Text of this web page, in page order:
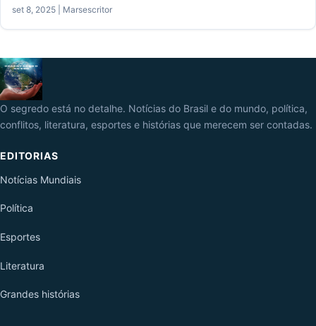
set 8, 2025 | Marsescritor
O segredo está no detalhe. Notícias do Brasil e do mundo, política,
conflitos, literatura, esportes e histórias que merecem ser contadas.
EDITORIAS
Notícias Mundiais
Política
Esportes
Literatura
Grandes histórias